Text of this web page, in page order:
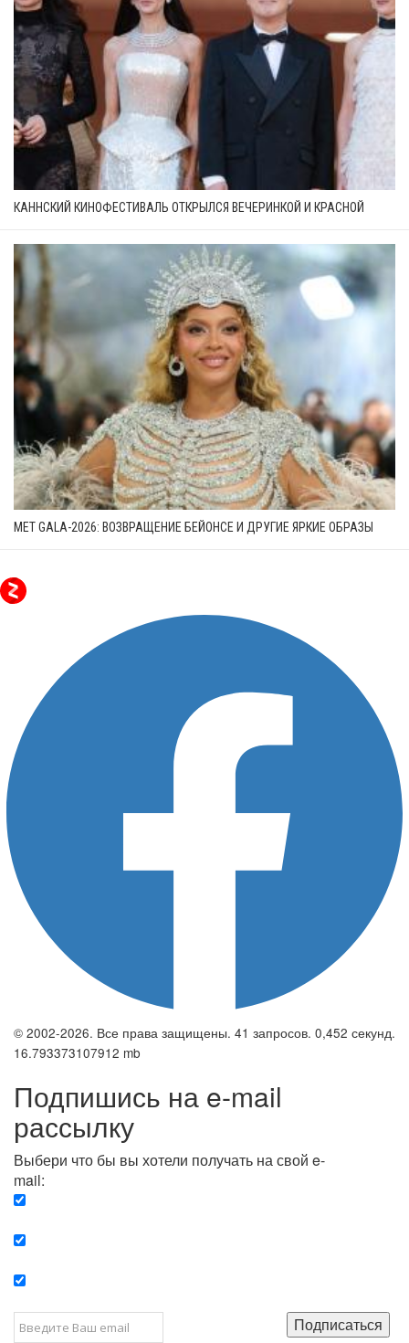
КАННСКИЙ КИНОФЕСТИВАЛЬ ОТКРЫЛСЯ ВЕЧЕРИНКОЙ И КРАСНОЙ
MET GALA-2026: ВОЗВРАЩЕНИЕ БЕЙОНСЕ И ДРУГИЕ ЯРКИЕ ОБРАЗЫ
© 2002-2026. Все права защищены. 41 запросов. 0,452 секунд.
16.793373107912 mb
Подпишись на e-mail
рассылку
Выбери что бы вы хотели получать на свой e-
mail:
Подписаться